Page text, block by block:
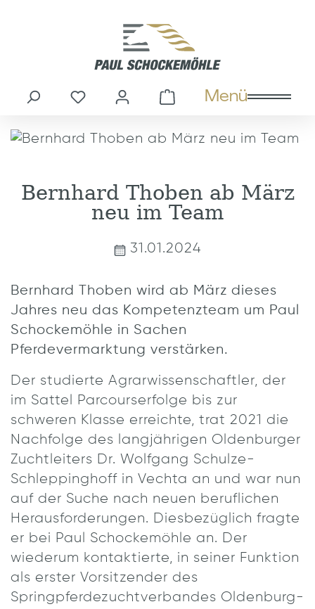
Menü
Du hast 0 Produkte auf dem
Warenkorb
Bernhard Thoben ab März
neu im Team
31.01.2024
Bernhard Thoben wird ab März dieses
Jahres neu das Kompetenzteam um Paul
Schockemöhle in Sachen
Pferdevermarktung verstärken.
Der studierte Agrarwissenschaftler, der
im Sattel Parcourserfolge bis zur
schweren Klasse erreichte, trat 2021 die
Nachfolge des langjährigen Oldenburger
Zuchtleiters Dr. Wolfgang Schulze-
Schleppinghoff in Vechta an und war nun
auf der Suche nach neuen beruflichen
Herausforderungen. Diesbezüglich fragte
er bei Paul Schockemöhle an. Der
wiederum kontaktierte, in seiner Funktion
als erster Vorsitzender des
Springpferdezuchtverbandes Oldenburg-